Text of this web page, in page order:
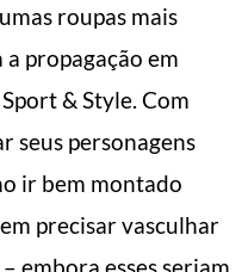
roupas mais
propagação em
& Style. Com
seus personagens
ir bem montado
precisar vasculhar
embora esses seriam